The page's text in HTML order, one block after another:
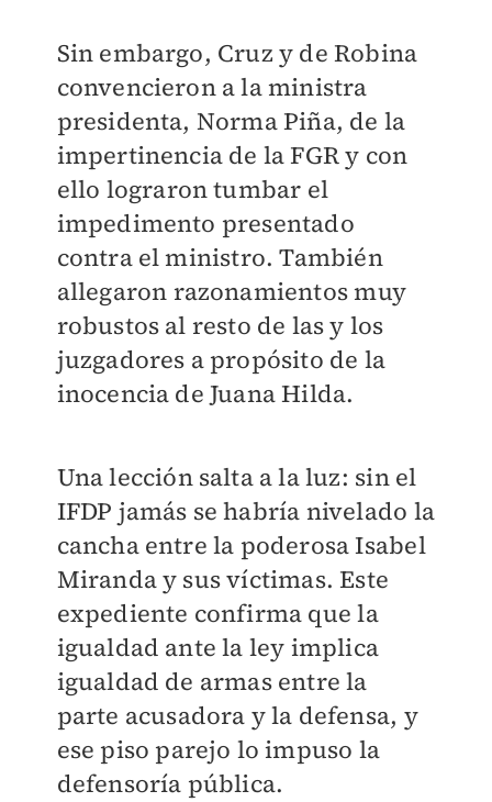
Sin embargo, Cruz y de Robina
convencieron a la ministra
presidenta, Norma Piña, de la
impertinencia de la FGR y con
ello lograron tumbar el
impedimento presentado
contra el ministro. También
allegaron razonamientos muy
robustos al resto de las y los
juzgadores a propósito de la
inocencia de Juana Hilda.
Una lección salta a la luz: sin el
IFDP jamás se habría nivelado la
cancha entre la poderosa Isabel
Miranda y sus víctimas. Este
expediente confirma que la
igualdad ante la ley implica
igualdad de armas entre la
parte acusadora y la defensa, y
ese piso parejo lo impuso la
defensoría pública.